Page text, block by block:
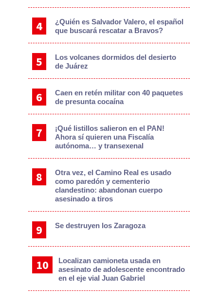
¿Quién es Salvador Valero, el español
que buscará rescatar a Bravos?
Los volcanes dormidos del desierto
de Juárez
Caen en retén militar con 40 paquetes
de presunta cocaína
¡Qué listillos salieron en el PAN!
Ahora sí quieren una Fiscalía
autónoma… y transexenal
Otra vez, el Camino Real es usado
como paredón y cementerio
clandestino: abandonan cuerpo
asesinado a tiros
Se destruyen los Zaragoza
Localizan camioneta usada en
asesinato de adolescente encontrado
en el eje vial Juan Gabriel